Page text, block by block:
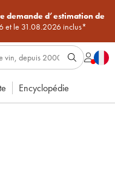
demande d’estimation de
et le 31.08.2026 inclus*
Encyclopédie